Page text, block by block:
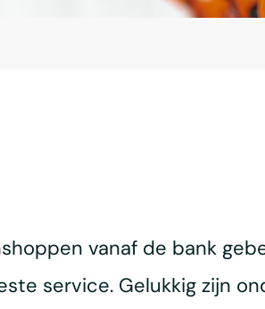
vanaf de bank
service. Gelukkig zijn